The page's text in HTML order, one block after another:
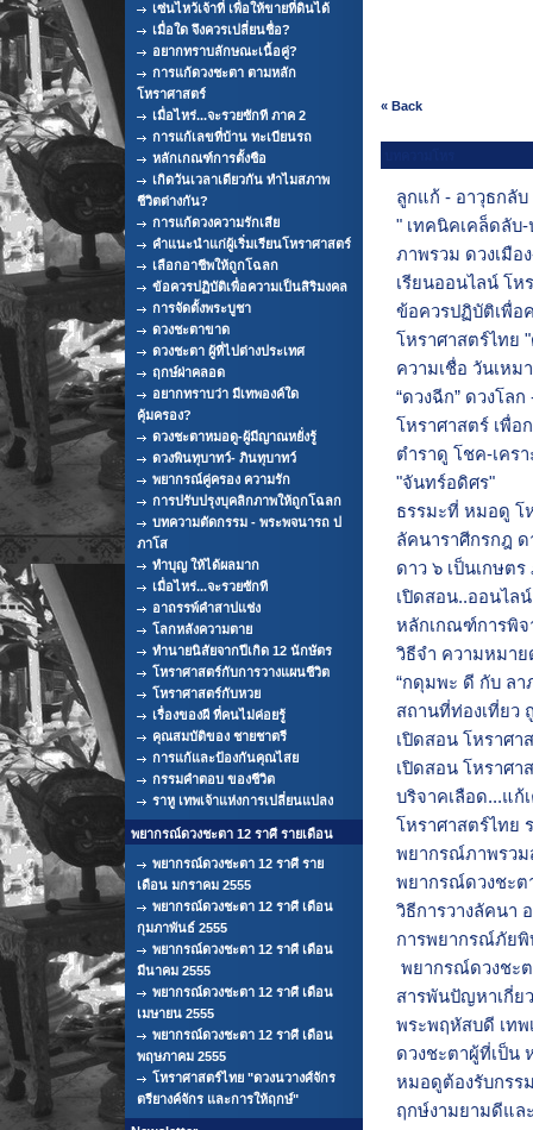
เซ่นไหว้เจ้าที่ เพื่อให้ขายที่ดินได้
เมื่อใด จึงควรเปลี่ยนชื่อ?
อยากทราบลักษณะเนื้อคู่?
การแก้ดวงชะตา ตามหลัก
โหราศาสตร์
เมื่อไหร่...จะรวยซักที ภาค 2
การแก้เลขที่บ้าน ทะเบียนรถ
หลักเกณฑ์การตั้งชือ
เกิดวันเวลาเดียวกัน ทำไมสภาพ
ชีวิตต่างกัน?
การแก้ดวงความรักเสีย
คำแนะนำแก่ผู้เริ่มเรียนโหราศาสตร์
เลือกอาชีพให้ถูกโฉลก
ข้อควรปฏิบัติเพื่อความเป็นสิริมงคล
การจัดตั้งพระบูชา
ดวงชะตาขาด
ดวงชะตา ผู้ที่ไปต่างประเทศ
ฤกษ์ผ่าคลอด
อยากทราบว่า มีเทพองค์ใด
คุ้มครอง?
ดวงชะตาหมอดู-ผู้มีญาณหยั่งรู้
ดวงพินทุบาทว์- ภินทุบาทว์
พยากรณ์คู่ครอง ความรัก
การปรับปรุงบุคลิกภาพให้ถูกโฉลก
บทความตัดกรรม - พระพจนารถ ป
ภาโส
ทำบุญ ให้ได้ผลมาก
เมื่อไหร่...จะรวยซักที
อาถรรพ์คำสาปแช่ง
โลกหลังความตาย
ทำนายนิสัยจากปีเกิด 12 นักษัตร
โหราศาสตร์กับการวางแผนชีวิต
โหราศาสตร์กับหวย
เรื่องของผี ที่คนไม่ค่อยรู้
คุณสมบัติของ ชายชาตรี
การแก้และป้องกันคุณไสย
กรรมคำตอบ ของชีวิต
ราหู เทพเจ้าแห่งการเปลี่ยนแปลง
พยากรณ์ดวงชะตา 12 ราศี รายเดือน
พยากรณ์ดวงชะตา 12 ราศี ราย
เดือน มกราคม 2555
พยากรณ์ดวงชะตา 12 ราศี เดือน
กุมภาพันธ์ 2555
พยากรณ์ดวงชะตา 12 ราศี เดือน
มีนาคม 2555
พยากรณ์ดวงชะตา 12 ราศี เดือน
เมษายน 2555
พยากรณ์ดวงชะตา 12 ราศี เดือน
พฤษภาคม 2555
โหราศาสตร์ไทย "ดวงนวางศ์จักร
ตรียางค์จักร และการให้ฤกษ์"
« Back
ลูกแก้ - อาวุธกลับ
" เทคนิคเคล็ดลับ
ภาพรวม ดวงเมือ
เรียนออนไลน์ โห
ข้อควรปฏิบัติเพื่อ
โหราศาสตร์ไทย
ความเชื่อ วันเหม
“ดวงฉีก” ดวงโล
โหราศาสตร์ เพื่อ
ตำราดู โชค-เคร
"จันทร์อดิศร"
ธรรมะที่ หมอดู โ
ลัคนาราศีกรกฎ ด
ดาว ๖ เป็นเกษต
เปิดสอน..ออนไล
หลักเกณฑ์การพิจ
วิธีจำ ความหมา
“กดุมพะ ดี กับ ลา
สถานที่ท่องเที่ยว
เปิดสอน โหราศ
เปิดสอน โหราศา
บริจาคเลือด...แก้
โหราศาสตร์ไทย
พยากรณ์ภาพรวม
พยากรณ์ดวงชะต
วิธีการวางลัคนา
การพยากรณ์ภัย
พยากรณ์ดวงชะต
สารพันปัญหาเกี่ย
พระพฤหัสบดี เทพ
ดวงชะตาผู้ที่เป็น
หมอดูต้องรับกรร
ฤกษ์งามยามดีแล